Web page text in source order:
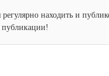
находить и
публикации!